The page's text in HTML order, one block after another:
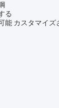
る
能 カスタマイズ